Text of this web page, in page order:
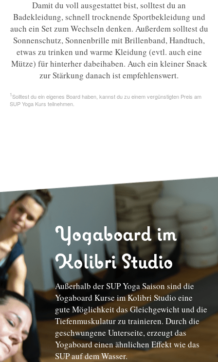
Damit du voll ausgestattet bist, solltest du an
Badekleidung, schnell trocknende Sportbekleidung und
auch ein Set zum Wechseln denken. Außerdem solltest du
Sonnenschutz, Sonnenbrille mit Brillenband, Handtuch,
etwas zu trinken und warme Kleidung (evtl. auch eine
Mütze) für hinterher dabeihaben. Auch ein kleiner Snack
zur Stärkung danach ist empfehlenswert.
1Solltest du ein eigenes Board haben, kannst du zu einem vergünstigten Preis am
SUP Yoga Kurs teilnehmen.
Yogaboard im
Kolibri Studio
Außerhalb der SUP Yoga Saison sind die
Yogaboard Kurse im Kolibri Studio eine
gute Möglichkeit das Gleichgewicht und die
Tiefenmuskulatur zu trainieren. Durch die
geschwungene Unterseite, erzeugt das
Yogaboard einen ähnlichen Effekt wie das
SUP auf dem Wasser.